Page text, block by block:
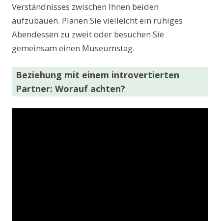
Verständnisses zwischen Ihnen beiden
aufzubauen. Planen Sie vielleicht ein ruhiges
Abendessen zu zweit oder besuchen Sie
gemeinsam einen Museumstag.
Beziehung mit einem introvertierten
Partner: Worauf achten?